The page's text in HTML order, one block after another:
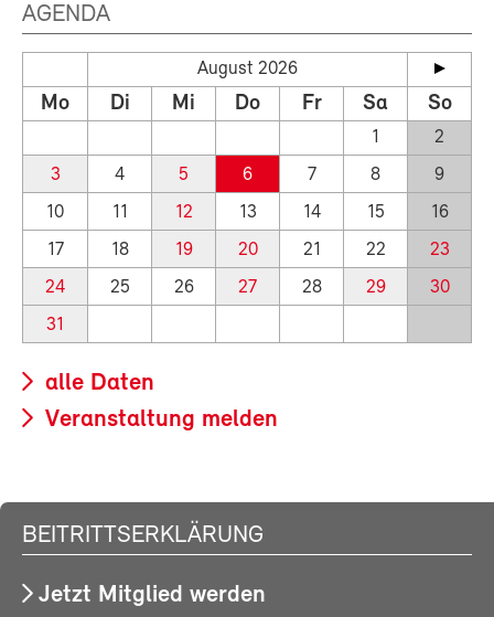
AGENDA
August 2026
Mo Di Mi Do Fr Sa So
1
2
3
4 5 6 7 8
9
10
11 12 13 14 15
16
17
18 19 20 21 22
23
24
25 26 27 28 29
30
31
alle Daten
Veranstaltung melden
BEITRITTSERKLÄRUNG
Jetzt Mitglied werden